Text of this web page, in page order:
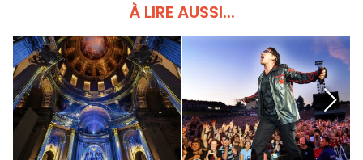
À LIRE AUSSI...